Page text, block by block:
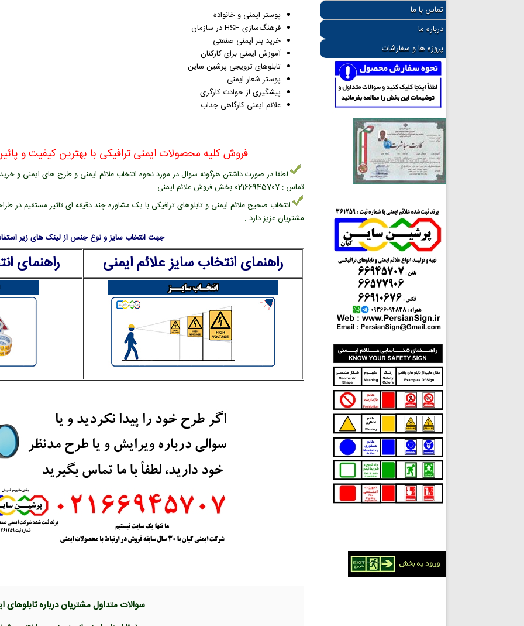
تماس با ما
درباره ما
پروژه ها و سفارشات
پوستر ایمنی و خانواده
فرهنگ‌سازی HSE در سازمان
خرید بنر ایمنی صنعتی
آموزش ایمنی برای کارکنان
تابلوهای ترویجی پرشین ساین
پوستر شعار ایمنی
پیشگیری از حوادث کارگری
علائم ایمنی کارگاهی جذاب
فروش کلیه محصولات ایمنی ترافیکی با بهترین کیفیت و
لطفا در صورت داشتن هرگونه سوال در مورد نحوه انتخاب علائم ایمنی و طرح های ایمنی و
تماس : 02166945707 بخش فروش علائم ایمنی
انتخاب صحیح علائم ایمنی و تابلوهای ترافیکی با یک مشاوره چند دقیقه ای تاثیر مستقیم در
مشتریان عزیز دارد .
جهت انتخاب سایز و نوع جنس از لینک های زیر
راهنمای انتخاب سایز علائم ایمنی راهنمای
سوالات متداول مشتریان درباره تابلوهای